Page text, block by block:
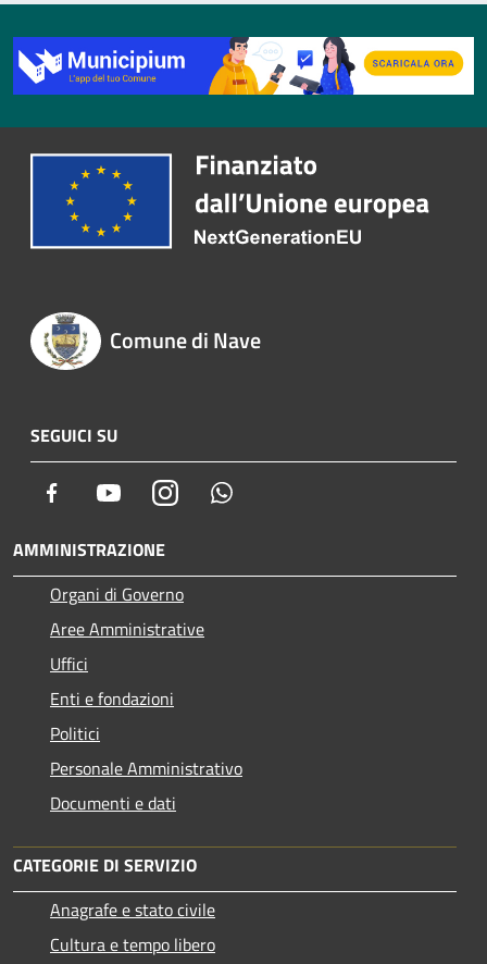
Comune di Nave
SEGUICI SU
Facebook YoutubeInstagram
AMMINISTRAZIONE
Organi di Governo
Aree Amministrative
Uffici
Enti e fondazioni
Politici
Personale Amministrativo
Documenti e dati
CATEGORIE DI SERVIZIO
Anagrafe e stato civile
Cultura e tempo libero